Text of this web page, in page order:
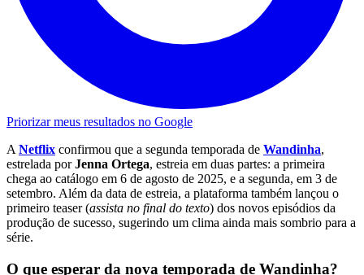
Priorizar meus resultados no Google
A Netflix confirmou que a segunda temporada de Wandinha,
estrelada porJenna Ortega, estreia em duas partes: a primeira
chega ao catálogo em 6 de agosto de 2025, e a segunda, em 3 de
setembro. Além da data de estreia, a plataforma também lançou o
primeiro teaser (assista no final do texto) dos novos episódios da
produção de sucesso, sugerindo um clima ainda mais sombrio para a
série.
O que esperar da nova temporada de Wandinha?